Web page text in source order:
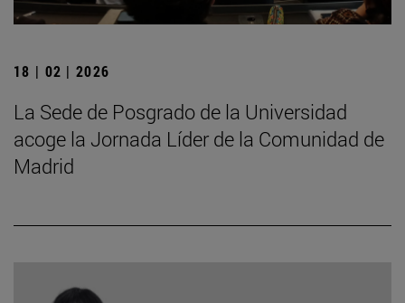
18 | 02 | 2026
La Sede de Posgrado de la Universidad
acoge la Jornada Líder de la Comunidad de
Madrid